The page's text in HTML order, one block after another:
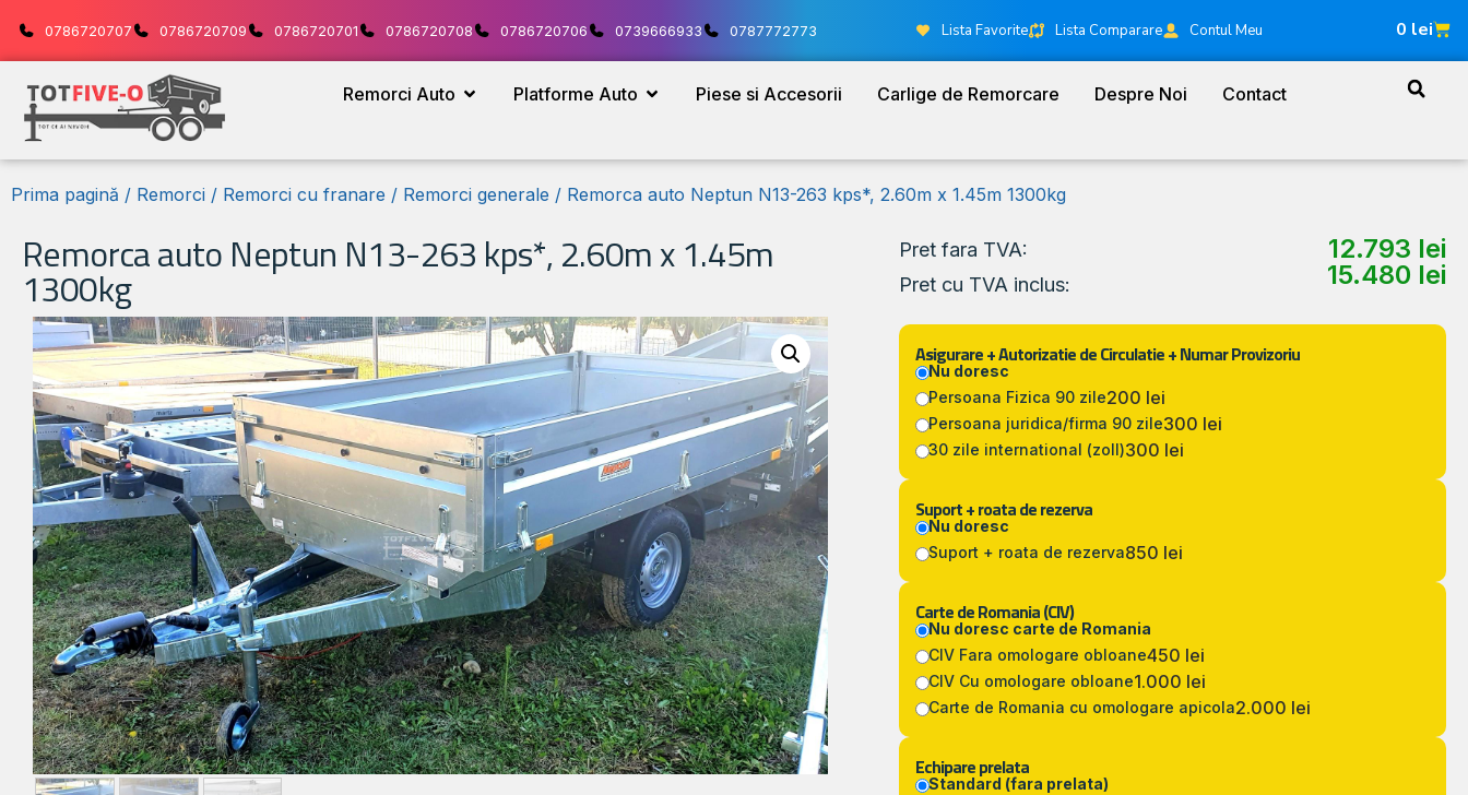
0786720707 0786720709 0786720701 0786720708 0786720706 0739666933 0787772773 Lista Favorite Lista Comparare Contul Meu 0 lei
Remorci Auto Platforme Auto Piese si Accesorii Carlige de Remorcare Despre Noi Contact
Prima pagină / Remorci / Remorci cu franare / Remorci generale / Remorca auto Neptun N13-263 kps*, 2.60m x 1.45m 1300kg
Remorca auto Neptun N13-263 kps*, 2.60m x 1.45m
1300kg
Pret fara TVA: 12.793 lei
Pret cu TVA inclus: 15.480 lei
Asigurare + Autorizatie de Circulatie + Numar Provizoriu
Nu doresc
Persoana Fizica 90 zile200 lei
Persoana juridica/firma 90 zile300 lei
30 zile international (zoll)300 lei
Suport + roata de rezerva
Nu doresc
Suport + roata de rezerva850 lei
Carte de Romania (CIV)
Nu doresc carte de Romania
CIV Fara omologare obloane450 lei
CIV Cu omologare obloane1.000 lei
Carte de Romania cu omologare apicola2.000 lei
Echipare prelata
Standard (fara prelata)